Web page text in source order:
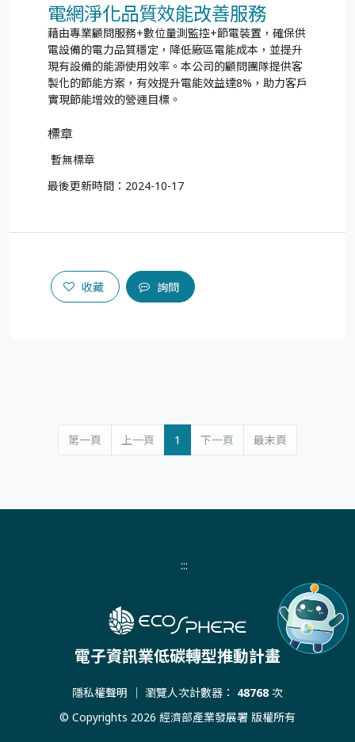
電網淨化品質效能改善服務
藉由專業顧問服務+數位量測監控+節電裝置，確保供
電設備的電力品質穩定，降低廠區電能成本，並提升
現有設備的能源使用效率。本公司的顧問團隊提供客
製化的節能方案，有效提升電能效益達8%，助力客戶
實現節能增效的營運目標。
標章
暫無標章
最後更新時間：2024-10-17
收藏 詢問
第一頁 上一頁 1 下一頁 最末頁
:::
電子資訊業低碳轉型推動計畫
隱私權聲明 ｜ 瀏覽人次計數器： 48768次
© Copyrights 2026 經濟部產業發展署 版權所有